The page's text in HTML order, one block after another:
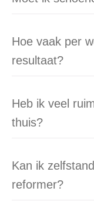
Hoe vaak per
resultaat?
Heb ik veel
thuis?
Kan ik
reformer?